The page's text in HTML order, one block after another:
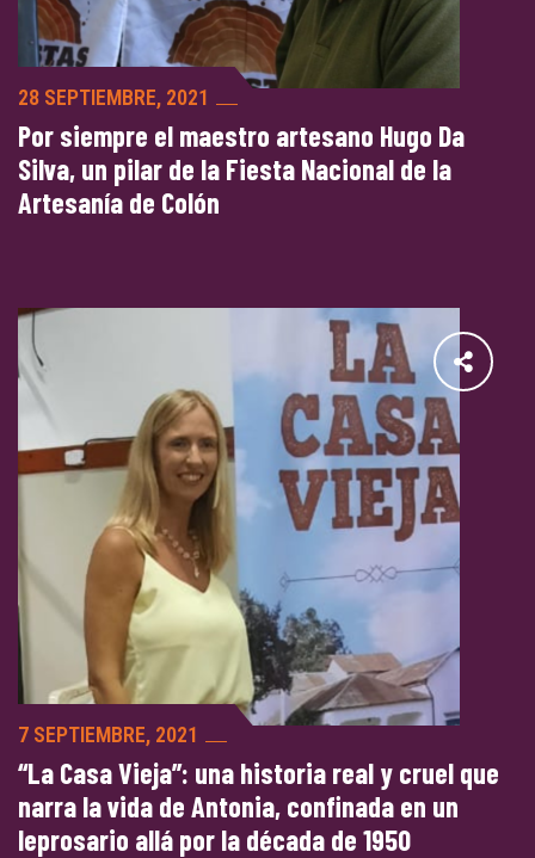
28 SEPTIEMBRE, 2021
Por siempre el maestro artesano Hugo Da
Silva, un pilar de la Fiesta Nacional de la
Artesanía de Colón
7 SEPTIEMBRE, 2021
“La Casa Vieja”: una historia real y cruel que
narra la vida de Antonia, confinada en un
leprosario allá por la década de 1950